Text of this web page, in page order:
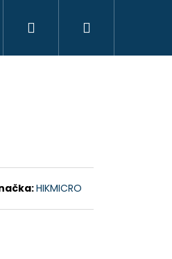
Prihlásenie
HIKMICRO